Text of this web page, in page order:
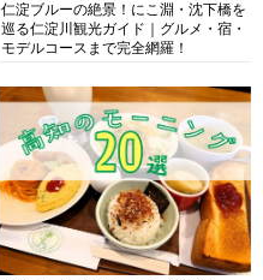
仁淀ブルーの絶景！にこ淵・沈下橋を
巡る仁淀川観光ガイド｜グルメ・宿・
モデルコースまで完全網羅！